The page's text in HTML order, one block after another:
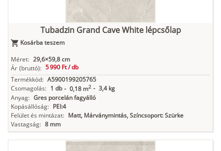
Tubadzin Grand Cave White lépcsőlap
Kosárba teszem
Méret: 29,6×59,8 cm
Ár (bruttó): 5 990 Ft /db
Termékkód: A5900199205765
Csomagolás: 1 db - 0,18 m2 - 3,4 kg
Anyag: Gres porcelán fagyálló
Kopásállóság: PEI:4
Felület és mintázat: Matt, Márványmintás, Színcsoport: Szürke
Vastagság: 8 mm